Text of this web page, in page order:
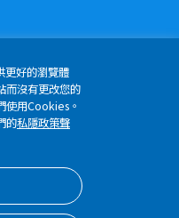
更好的瀏覽體
而沒有更改您的
使用Cookies。
的私隱政策聲
教育學院